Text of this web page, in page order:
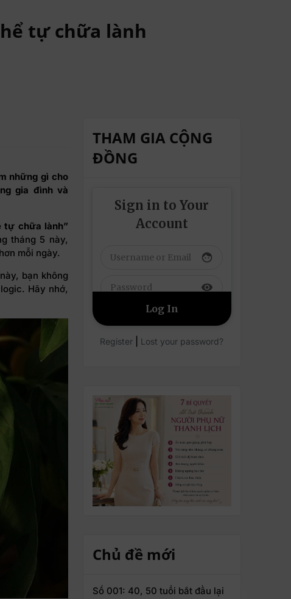
tự chữa lành
những gì cho
gia đình và
tự chữa lành”
tháng 5 này,
mỗi ngày.
bạn không
Hãy nhớ,
THAM GIA CỘNG
ĐỒNG
Sign in to Your
Account
face
visibility
Register Lost your password?
Chủ đề mới
Số 001: 40, 50 tuổi bắt đầu lại